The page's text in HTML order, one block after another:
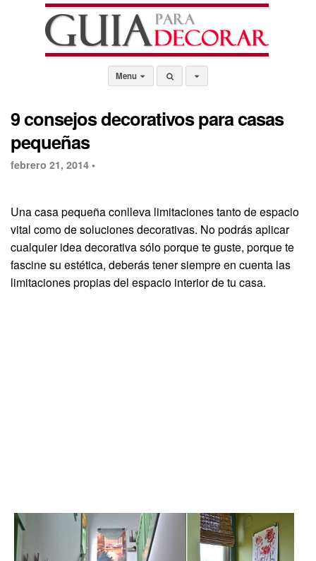
Menu
9 consejos decorativos para casas
pequeñas
febrero 21, 2014 •
Una casa pequeña conlleva limitaciones tanto de espacio
vital como de soluciones decorativas. No podrás aplicar
cualquier idea decorativa sólo porque te guste, porque te
fascine su estética, deberás tener siempre en cuenta las
limitaciones propias del espacio interior de tu casa.